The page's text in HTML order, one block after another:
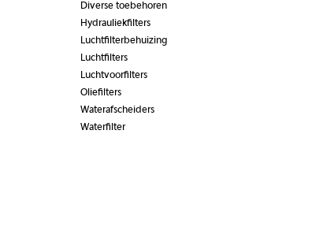
Diverse toebehoren
Hydrauliekfilters
Luchtfilterbehuizing
Luchtfilters
Luchtvoorfilters
Oliefilters
Waterafscheiders
Waterfilter